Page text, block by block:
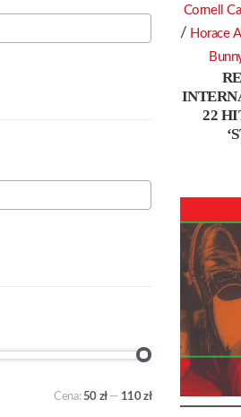
22
Cornell
/ Horace
Cena:50 zł— 110 zł